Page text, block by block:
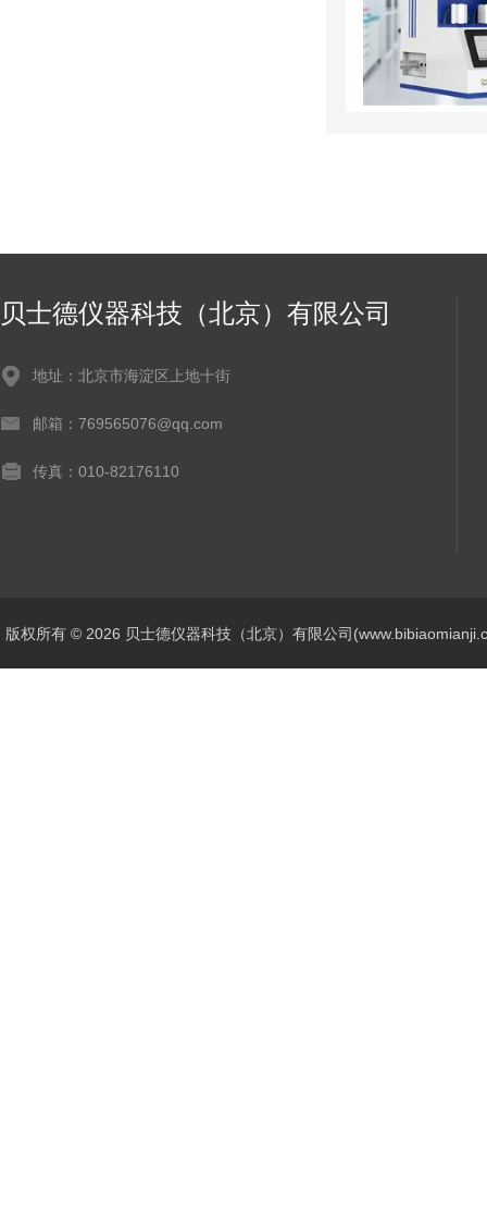
贝士德仪器科技（北京）有限公司
地址：北京市海淀区上地十街
邮箱：769565076@qq.com
传真：010-82176110
版权所有 © 2026 贝士德仪器科技（北京）有限公司